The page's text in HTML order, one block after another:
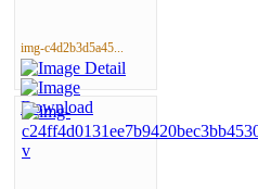
img-c4d2b3d5a45...